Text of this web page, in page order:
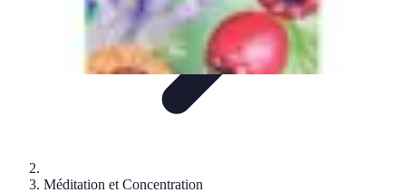
Méditation et Concentration